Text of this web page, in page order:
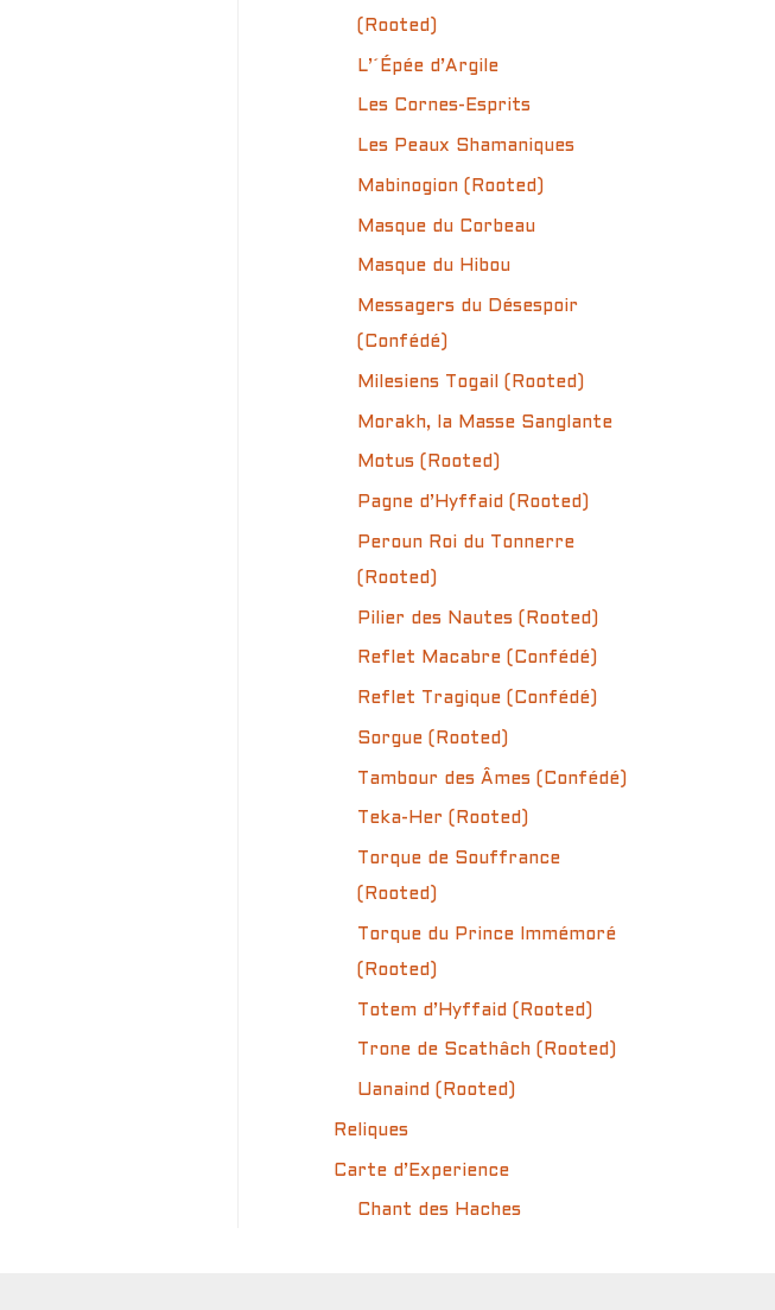
(Rooted)
L’´Épée d’Argile
Les Cornes-Esprits
Les Peaux Shamaniques
Mabinogion (Rooted)
Masque du Corbeau
Masque du Hibou
Messagers du Désespoir
(Confédé)
Milesiens Togail (Rooted)
Morakh, la Masse Sanglante
Motus (Rooted)
Pagne d’Hyffaid (Rooted)
Peroun Roi du Tonnerre
(Rooted)
Pilier des Nautes (Rooted)
Reflet Macabre (Confédé)
Reflet Tragique (Confédé)
Sorgue (Rooted)
Tambour des Âmes (Confédé)
Teka-Her (Rooted)
Torque de Souffrance
(Rooted)
Torque du Prince Immémoré
(Rooted)
Totem d’Hyffaid (Rooted)
Trone de Scathâch (Rooted)
Uanaind (Rooted)
Reliques
Carte d’Experience
Chant des Haches